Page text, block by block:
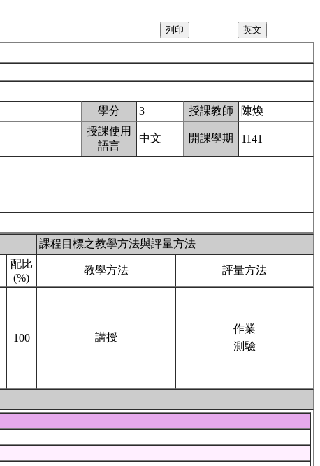
學分 3 授課教師 陳煥
授課使用
語言
中文 開課學期 1141
課程目標之教學方法與評量方法
配比
(%)
教學方法 評量方法
100 講授
作業
測驗